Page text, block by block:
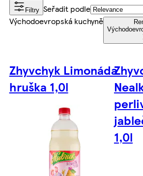
Filtry Seřadit podle
Východoevropská kuchyně
Zhyvchyk Limonáda
hruška 1,0l
1,0l